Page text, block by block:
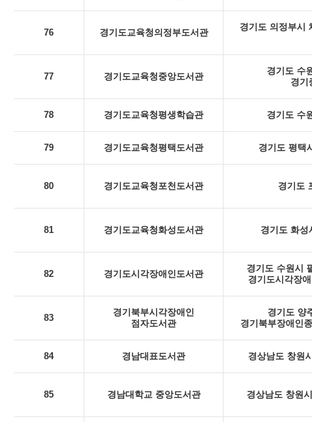
76 경기도교육청의정부도서관
경기도 의정부시
77 경기도교육청중앙도서관
경기도 수
경기
78 경기도교육청평생학습관 경기도 수
79 경기도교육청평택도서관 경기도 평택
80 경기도교육청포천도서관 경기도
81 경기도교육청화성도서관 경기도 화성
82 경기도시각장애인도서관
경기도 수원시
경기도시각장
83
경기북부시각장애인
점자도서관
경기도 양
경기북부장애인
84 경남대표도서관 경상남도 창원
85 경남대학교 중앙도서관 경상남도 창원